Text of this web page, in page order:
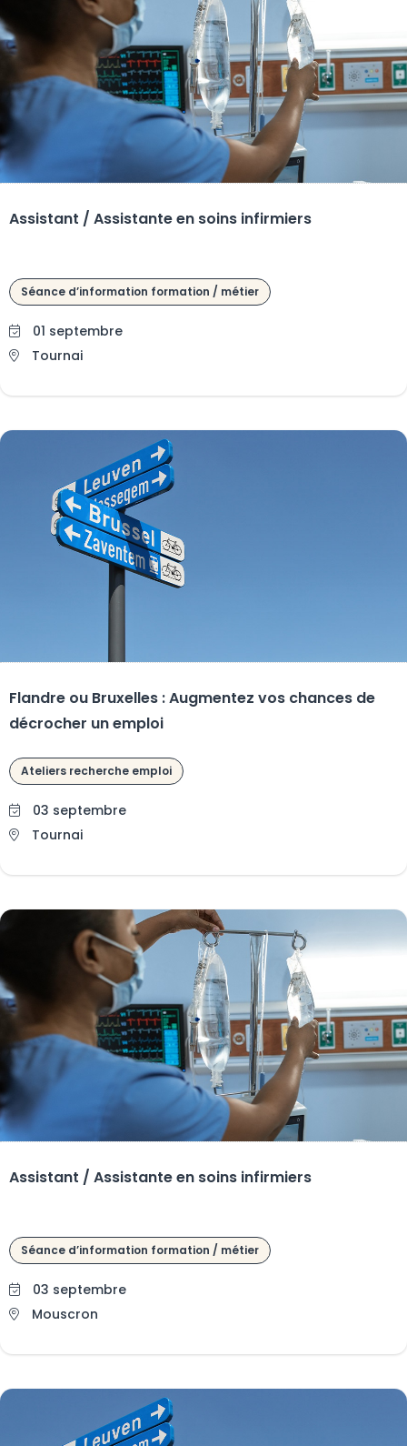
Assistant / Assistante en soins infirmiers
Séance d’information formation / métier
01 septembre
Tournai
Flandre ou Bruxelles : Augmentez vos chances de
décrocher un emploi
Ateliers recherche emploi
03 septembre
Tournai
Assistant / Assistante en soins infirmiers
Séance d’information formation / métier
03 septembre
Mouscron